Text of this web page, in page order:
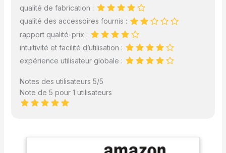
qualité de fabrication :
qualité des accessoires fournis :
rapport qualité-prix :
intuitivité et facilité d’utilisation :
expérience utilisateur globale :
Notes des utilisateurs 5/5
Note de 5 pour 1 utilisateurs